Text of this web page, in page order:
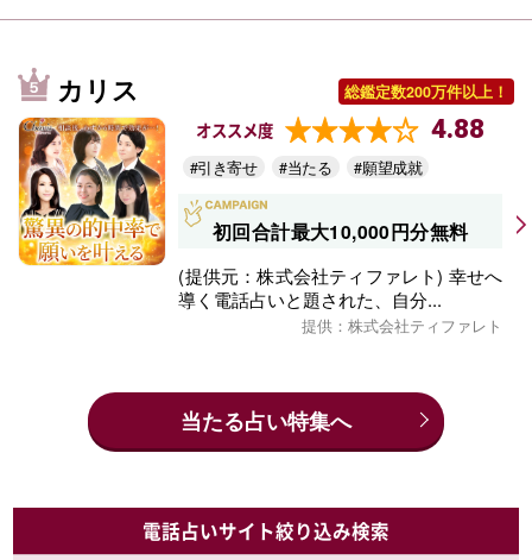
カリス 総鑑定数200万件以上！
オススメ度 4.88
#引き寄せ #当たる #願望成就
初回合計最大10,000円分無料
(提供元：株式会社ティファレト) 幸せへ
導く電話占いと題された、自分...
提供：株式会社ティファレト
当たる占い特集へ
電話占いサイト絞り込み検索